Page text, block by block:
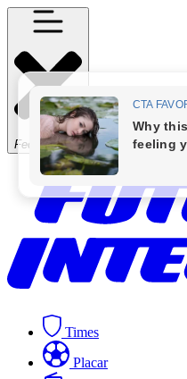
Fechar Menu
Times
Placar